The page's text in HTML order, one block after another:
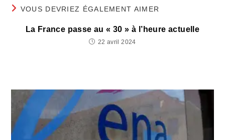
VOUS DEVRIEZ ÉGALEMENT AIMER
La France passe au « 30 » à l’heure actuelle
22 avril 2024